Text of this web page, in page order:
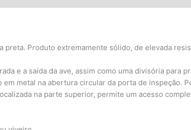
Produto extremamente sólido, de elevada
e a saída da ave, assim como uma divisória para
metal na abertura circular da porta de inspeção.
na parte superior, permite um acesso